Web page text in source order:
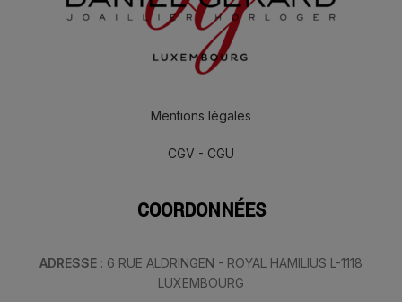
Mentions légales
CGV - CGU
COORDONNÉES
ADRESSE : 6 RUE ALDRINGEN - ROYAL HAMILIUS L-1118
LUXEMBOURG